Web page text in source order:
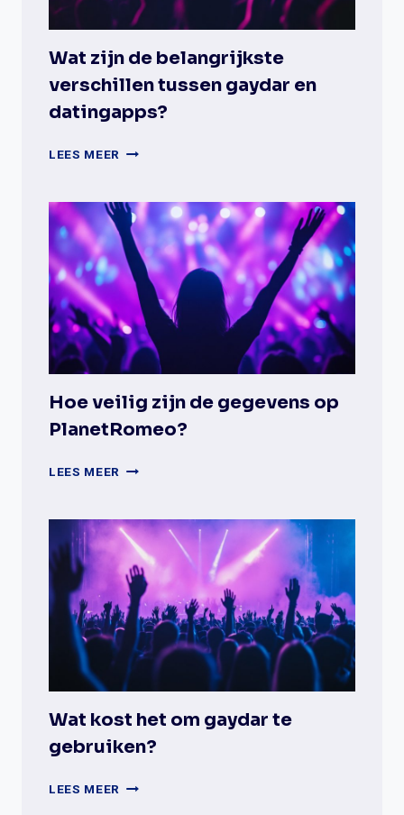
Wat zijn de belangrijkste
verschillen tussen gaydar en
datingapps?
LEES MEER WAT
BELANGRIJKSTE
VERSCHILLEN
TUSSEN
GAYDAR
EN
DATINGAPPS?
Hoe veilig zijn de gegevens op
PlanetRomeo?
LEES MEER HOE
DE
GEGEVENS
OP
PLANETROMEO?
Wat kost het om gaydar te
gebruiken?
LEES MEER WAT